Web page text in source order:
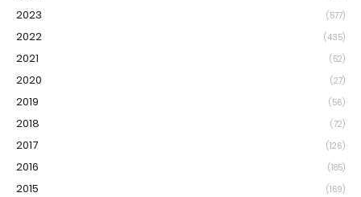
2023 (577)
2022 (435)
2021 (52)
2020 (27)
2019 (56)
2018 (72)
2017 (126)
2016 (185)
2015 (169)